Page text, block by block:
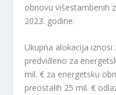
obnovu višestambenih
2023. godine.
Ukupna alokacija
predviđeno za
mil. € za energetsku
preostalih 25 mil. €